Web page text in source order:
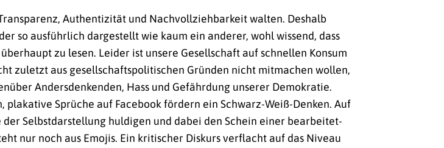
Authentizität und Nachvollziehbarkeit walten. Deshalb
so ausführlich dargestellt wie kaum ein anderer, wohl wissend, dass
zu lesen. Leider ist unsere Gesellschaft auf schnellen Konsum
zuletzt aus gesellschaftspolitischen Gründen nicht mitmachen wollen,
Andersdenkenden, Hass und Gefährdung unserer Demokratie.
Sprüche auf Facebook fördern ein Schwarz-Weiß-Denken. Auf
Selbstdarstellung huldigen und dabei den Schein einer bearbeitet-
nur noch aus Emojis. Ein kritischer Diskurs verflacht auf das Niveau